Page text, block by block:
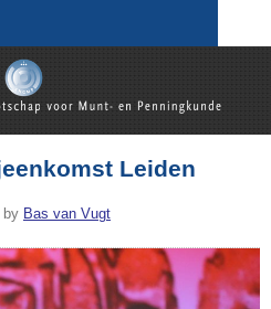
voor Munt- en
Leiden
by Bas van Vugt